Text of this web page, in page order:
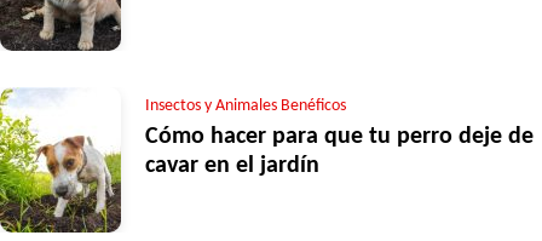
Insectos y Animales Benéficos
Cómo hacer para que tu perro deje de
cavar en el jardín